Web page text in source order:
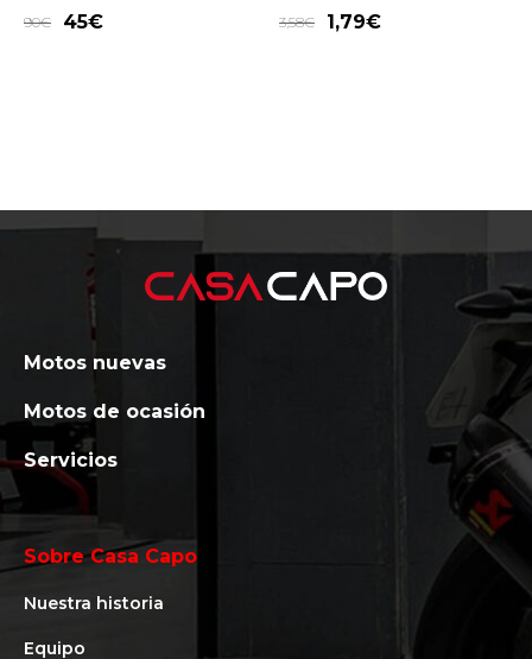
90€ 45€ 3,58€ 1,79€
Motos nuevas
Motos de ocasión
Servicios
Sobre Casa Capo
Nuestra historia
Equipo